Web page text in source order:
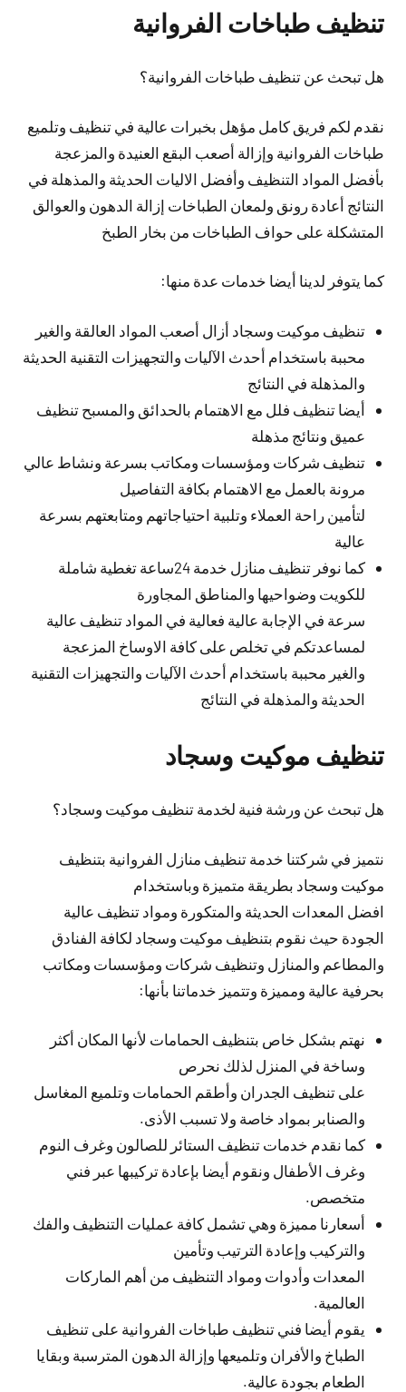
تنظيف طباخات الفروانية
هل تبحث عن تنظيف طباخات الفروانية؟
نقدم لكم فريق كامل مؤهل بخبرات عالية في تنظيف وتلميع
طباخات الفروانية وإزالة أصعب البقع العنيدة والمزعجة
بأفضل المواد التنظيف وأفضل الاليات الحديثة والمذهلة في
النتائج أعادة رونق ولمعان الطباخات إزالة الدهون والعوالق
المتشكلة على حواف الطباخات من بخار الطبخ
كما يتوفر لدينا أيضا خدمات عدة منها:
تنظيف موكيت وسجاد أزال أصعب المواد العالقة والغير
محببة باستخدام أحدث الآليات والتجهيزات التقنية الحديثة
والمذهلة في النتائج
أيضا تنظيف فلل مع الاهتمام بالحدائق والمسبح تنظيف
عميق ونتائج مذهلة
تنظيف شركات ومؤسسات ومكاتب بسرعة ونشاط عالي
مرونة بالعمل مع الاهتمام بكافة التفاصيل
لتأمين راحة العملاء وتلبية احتياجاتهم ومتابعتهم بسرعة
عالية
كما نوفر تنظيف منازل خدمة 24ساعة تغطية شاملة
للكويت وضواحيها والمناطق المجاورة
سرعة في الإجابة عالية فعالية في المواد تنظيف عالية
لمساعدتكم في تخلص على كافة الاوساخ المزعجة
والغير محببة باستخدام أحدث الآليات والتجهيزات التقنية
الحديثة والمذهلة في النتائج
تنظيف موكيت وسجاد
هل تبحث عن ورشة فنية لخدمة تنظيف موكيت وسجاد؟
نتميز في شركتنا خدمة تنظيف منازل الفروانية بتنظيف
موكيت وسجاد بطريقة متميزة وباستخدام
افضل المعدات الحديثة والمتكورة ومواد تنظيف عالية
الجودة حيث نقوم بتنظيف موكيت وسجاد لكافة الفنادق
والمطاعم والمنازل وتنظيف شركات ومؤسسات ومكاتب
بحرفية عالية ومميزة وتتميز خدماتنا بأنها:
نهتم بشكل خاص بتنظيف الحمامات لأنها المكان أكثر
وساخة في المنزل لذلك نحرص
على تنظيف الجدران وأطقم الحمامات وتلميع المغاسل
والصنابر بمواد خاصة ولا تسبب الأذى.
كما نقدم خدمات تنظيف الستائر للصالون وغرف النوم
وغرف الأطفال ونقوم أيضا بإعادة تركيبها عبر فني
متخصص.
أسعارنا مميزة وهي تشمل كافة عمليات التنظيف والفك
والتركيب وإعادة الترتيب وتأمين
المعدات وأدوات ومواد التنظيف من أهم الماركات
العالمية.
يقوم أيضا فني تنظيف طباخات الفروانية على تنظيف
الطباخ والأفران وتلميعها وإزالة الدهون المترسبة وبقايا
الطعام بجودة عالية.